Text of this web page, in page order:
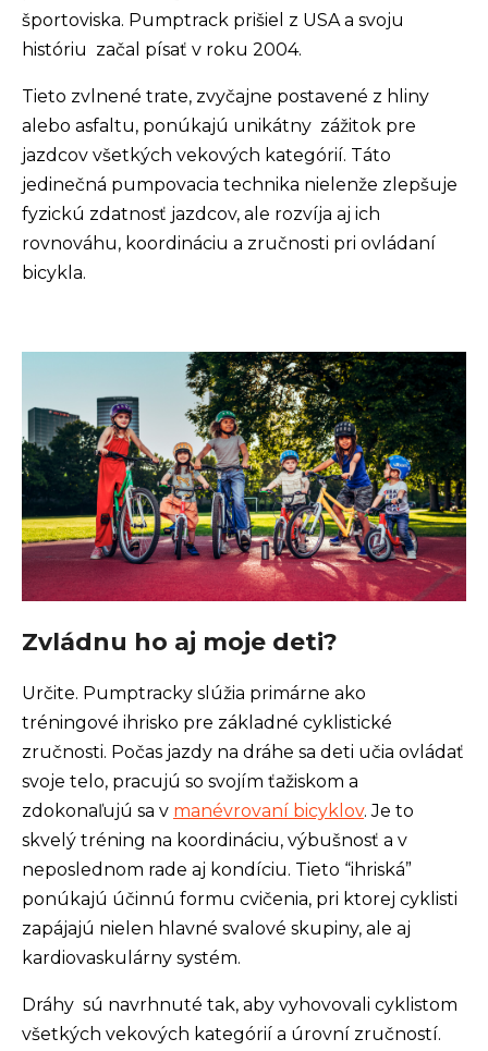
športoviska. Pumptrack prišiel z USA a svoju
históriu začal písať v roku 2004.
Tieto zvlnené trate, zvyčajne postavené z hliny
alebo asfaltu, ponúkajú unikátny zážitok pre
jazdcov všetkých vekových kategórií. Táto
jedinečná pumpovacia technika nielenže zlepšuje
fyzickú zdatnosť jazdcov, ale rozvíja aj ich
rovnováhu, koordináciu a zručnosti pri ovládaní
bicykla.
Zvládnu ho aj moje deti?
Určite. Pumptracky slúžia primárne ako
tréningové ihrisko pre základné cyklistické
zručnosti. Počas jazdy na dráhe sa deti učia ovládať
svoje telo, pracujú so svojím ťažiskom a
zdokonaľujú sa v manévrovaní bicyklov. Je to
skvelý tréning na koordináciu, výbušnosť a v
neposlednom rade aj kondíciu. Tieto “ihriská”
ponúkajú účinnú formu cvičenia, pri ktorej cyklisti
zapájajú nielen hlavné svalové skupiny, ale aj
kardiovaskulárny systém.
Dráhy sú navrhnuté tak, aby vyhovovali cyklistom
všetkých vekových kategórií a úrovní zručností.
e
X 3.0
GLOSS
/
GREY
2025